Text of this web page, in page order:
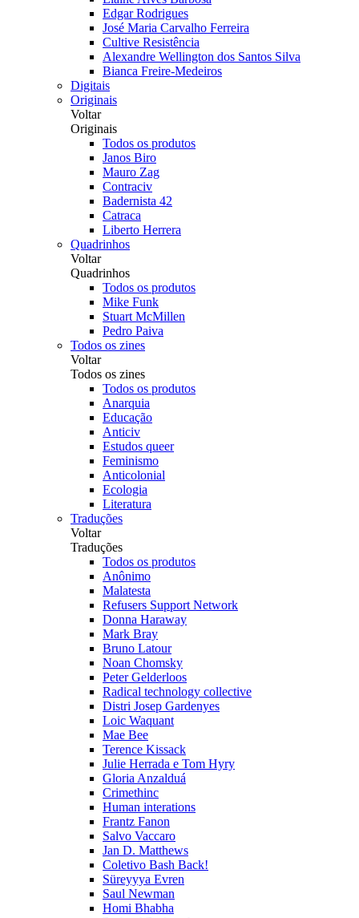
Edgar Rodrigues
José Maria Carvalho Ferreira
Cultive Resistência
Alexandre Wellington dos Santos Silva
Bianca Freire-Medeiros
Digitais
Originais
Voltar
Originais
Todos os produtos
Janos Biro
Mauro Zag
Contraciv
Badernista 42
Catraca
Liberto Herrera
Quadrinhos
Voltar
Quadrinhos
Todos os produtos
Mike Funk
Stuart McMillen
Pedro Paiva
Todos os zines
Voltar
Todos os zines
Todos os produtos
Anarquia
Educação
Anticiv
Estudos queer
Feminismo
Anticolonial
Ecologia
Literatura
Traduções
Voltar
Traduções
Todos os produtos
Anônimo
Malatesta
Refusers Support Network
Donna Haraway
Mark Bray
Bruno Latour
Noan Chomsky
Peter Gelderloos
Radical technology collective
Distri Josep Gardenyes
Loic Waquant
Mae Bee
Terence Kissack
Julie Herrada e Tom Hyry
Gloria Anzalduá
Crimethinc
Human interations
Frantz Fanon
Salvo Vaccaro
Jan D. Matthews
Coletivo Bash Back!
Süreyyya Evren
Saul Newman
Homi Bhabha